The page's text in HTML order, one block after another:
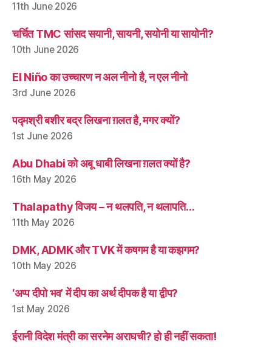
11th June 2026
चर्चित TMC सांसद सयानी, सायनी, सयोनी या सायोनी?
10th June 2026
El Niño का उच्चारण न अल नीनो है, न एल नीनो
3rd June 2026
पद्मश्री बशीर बद्र लिखना ग़लत है, मगर क्यों?
1st June 2026
Abu Dhabi को अबू धाबी लिखना ग़लत क्यों है?
16th May 2026
Thalapathy विजय – न थलपति, न थलापति…
11th May 2026
DMK, ADMK और TVK में कषगम है या कझगम?
10th May 2026
‘अप्प दीपो भव’ में दीप का अर्थ दीपक है या द्वीप?
1st May 2026
ईरानी विदेश मंत्री का सरनेम अराघची? हो ही नहीं सकता!